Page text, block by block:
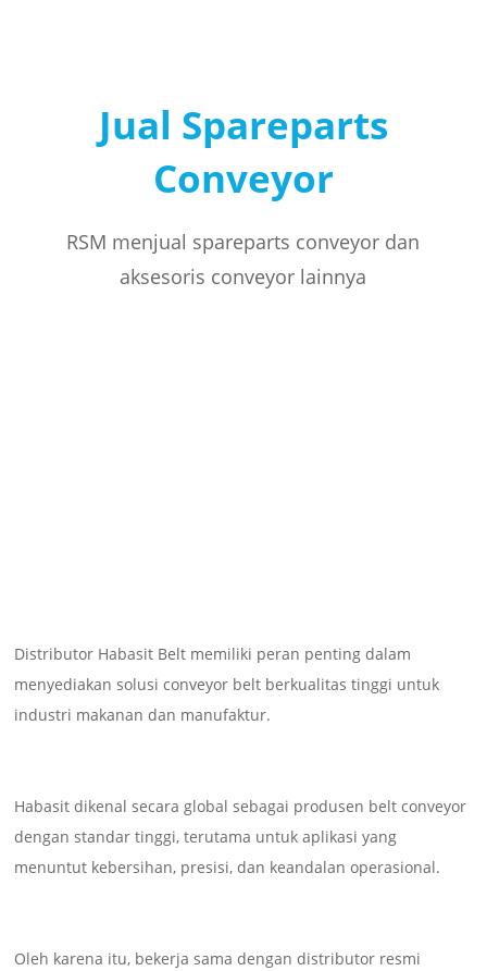
Jual Spareparts
Conveyor
RSM menjual spareparts conveyor dan
aksesoris conveyor lainnya
Distributor Habasit Belt memiliki peran penting dalam
menyediakan solusi conveyor belt berkualitas tinggi untuk
industri makanan dan manufaktur.
Habasit dikenal secara global sebagai produsen belt conveyor
dengan standar tinggi, terutama untuk aplikasi yang
menuntut kebersihan, presisi, dan keandalan operasional.
Oleh karena itu, bekerja sama dengan distributor resmi